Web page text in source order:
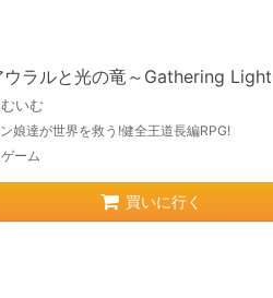
ウラルと光の竜～Gathering Light
いむ
娘達が世界を救う!健全王道長編RPG!
ゲーム
買いに行く